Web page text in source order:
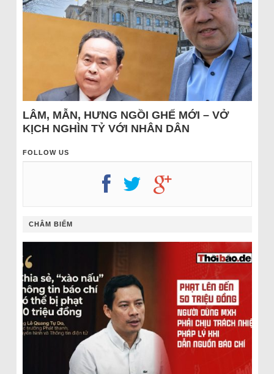
LÂM, MẪN, HƯNG NGỒI GHẾ MỚI – VỞ
KỊCH NGHÌN TỶ VỚI NHÂN DÂN
FOLLOW US
CHÂM BIẾM